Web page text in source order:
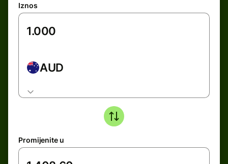
Iznos
AUD
Promijenite u